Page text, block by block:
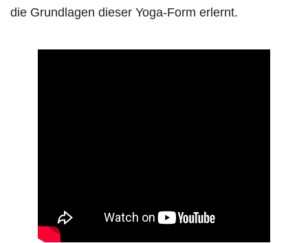
die Grundlagen dieser Yoga-Form erlernt.